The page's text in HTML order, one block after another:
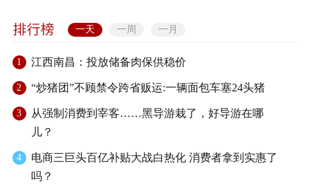
一天 一周 一月
1 江西南昌：投放储备肉保供稳价
2 “炒猪团”不顾禁令跨省贩运:一辆面包车塞24头猪
3
从强制消费到宰客……黑导游栽了，好导游在哪
儿？
4
电商三巨头百亿补贴大战白热化 消费者拿到实惠了
吗？